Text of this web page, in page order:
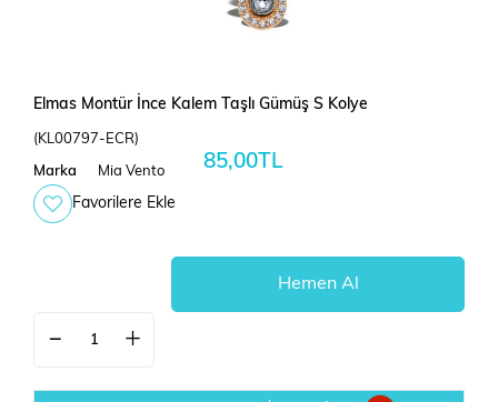
Elmas Montür İnce Kalem Taşlı Gümüş S Kolye
(KL00797-ECR)
Marka Mia Vento 85,00TL
Favorilere Ekle